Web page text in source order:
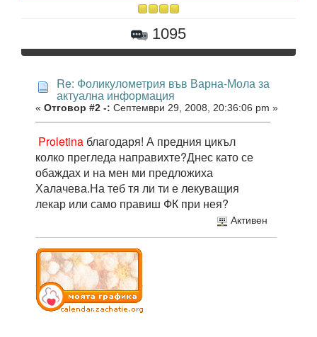
1095
Re: Фоликулометрия във Варна-Мола за
актуална информация
« Отговор #2 -: Септември 29, 2008, 20:36:06 pm »
Proletina благодаря! А предния цикъл
колко прегледа направихте?Днес като се
обаждах и на мен ми предложиха
Халачева.На теб тя ли ти е лекуващия
лекар или само правиш ФК при нея?
Активен